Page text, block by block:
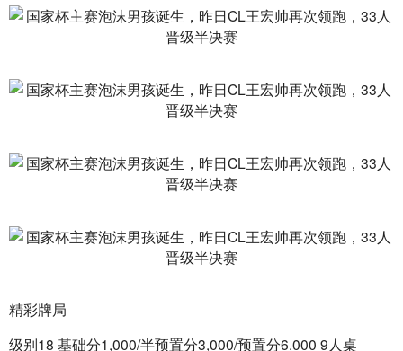
精彩牌局
级别18 基础分1,000/半预置分3,000/预置分6,000 9人桌